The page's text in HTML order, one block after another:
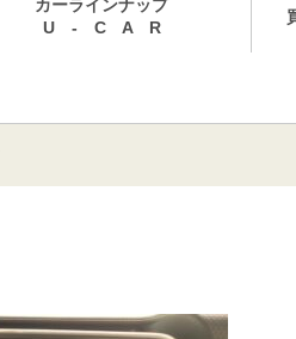
カーラインナップ
U - C A R